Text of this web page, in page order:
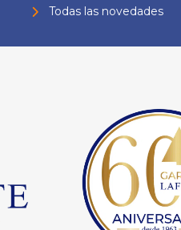
Todas las novedades